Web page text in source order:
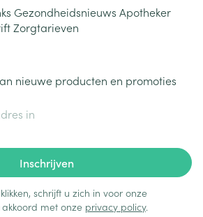
Gezondheidsnieuws Apotheker
Zorgtarieven
nieuwe producten en promoties
Inschrijven
schrijft u zich in voor onze
met onze privacy policy.